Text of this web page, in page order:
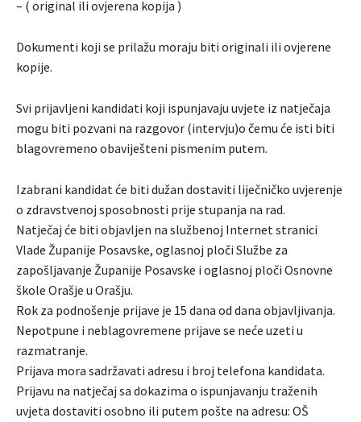
– ( original ili ovjerena kopija )
Dokumenti koji se prilažu moraju biti originali ili ovjerene
kopije.
Svi prijavljeni kandidati koji ispunjavaju uvjete iz natječaja
mogu biti pozvani na razgovor (intervju)o čemu će isti biti
blagovremeno obaviješteni pismenim putem.
Izabrani kandidat će biti dužan dostaviti liječničko uvjerenje
o zdravstvenoj sposobnosti prije stupanja na rad.
Natječaj će biti objavljen na službenoj Internet stranici
Vlade Županije Posavske, oglasnoj ploči Službe za
zapošljavanje Županije Posavske i oglasnoj ploči Osnovne
škole Orašje u Orašju.
Rok za podnošenje prijave je 15 dana od dana objavljivanja.
Nepotpune i neblagovremene prijave se neće uzeti u
razmatranje.
Prijava mora sadržavati adresu i broj telefona kandidata.
Prijavu na natječaj sa dokazima o ispunjavanju traženih
uvjeta dostaviti osobno ili putem pošte na adresu: OŠ